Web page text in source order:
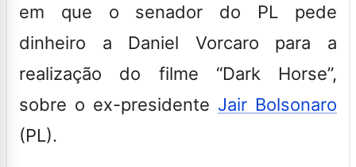
em que o senador do PL pede
dinheiro a Daniel Vorcaro para a
realização do filme “Dark Horse”,
sobre o ex-presidente Jair Bolsonaro
(PL).